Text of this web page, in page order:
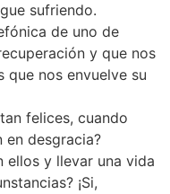
sufriendo.
de uno de
y que nos
que nos envuelve su
felices, cuando
en desgracia?
ellos y llevar una vida
¡Si,